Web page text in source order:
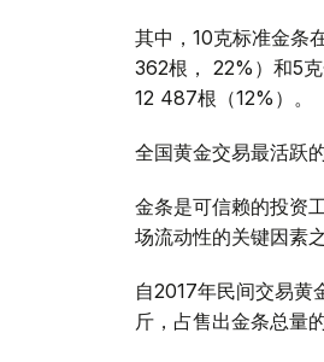
其中，10克标准金条
362根， 22%）和5
12 487根（12%）。
全国黄金交易最活跃
金条是可信赖的投资
场流动性的关键因素之
自2017年民间交易
斤，占售出金条总量的